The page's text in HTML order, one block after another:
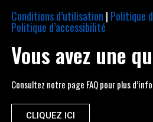
Conditions d’utilisation | Politique
Politique d’accessibilité
Vous avez une
Consultez notre page FAQ pour plus
CLIQUEZ ICI